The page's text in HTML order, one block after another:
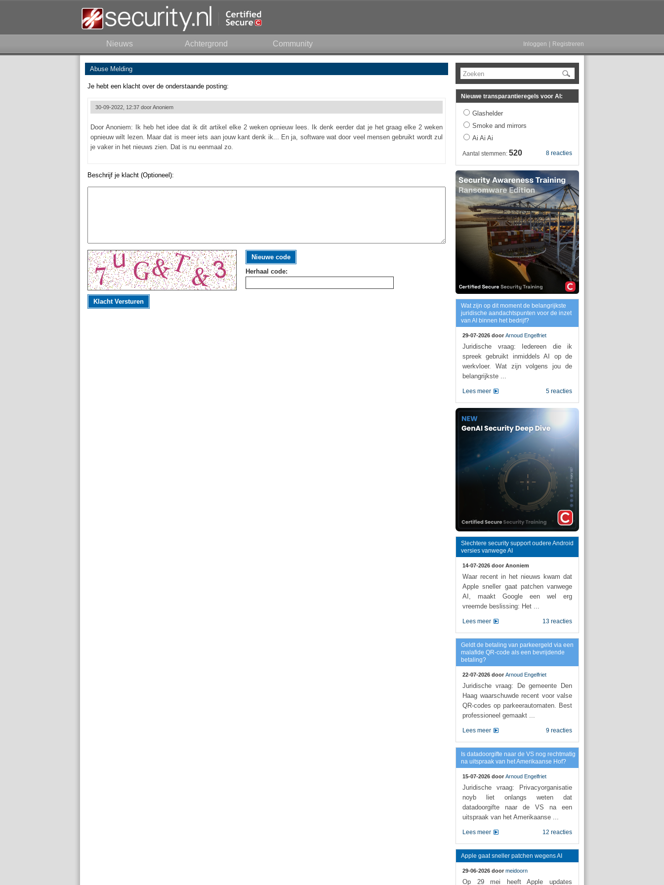
Nieuws Achtergrond Community Inloggen Registreren
Abuse Melding
Je hebt een klacht over de onderstaande posting:
30-09-2022, 12:37 doorAnoniem
Door Anoniem: Ik heb het idee dat ik dit artikel elke 2 weken opnieuw lees. Ik denk eerder dat je het graag elke 2 weken
opnieuw wilt lezen. Maar dat is meer iets aan jouw kant denk ik... En ja, software wat door veel mensen gebruikt wordt zul
je vaker in het nieuws zien. Dat is nu eenmaal zo.
Beschrijf je klacht (Optioneel):
Nieuwe code
Herhaal code:
Klacht Versturen
Zoeken
Nieuwe transparantieregels voor AI:
Glashelder
Smoke and mirrors
Ai Ai Ai
8 reacties
Aantal stemmen: 520
Wat zijn op dit moment de belangrijkste
juridische aandachtspunten voor de inzet
van AI binnen het bedrijf?
29-07-2026 door Arnoud Engelfriet
Juridische vraag: Iedereen die ik
spreek gebruikt inmiddels AI op de
werkvloer. Wat zijn volgens jou de
belangrijkste ...
5 reacties
Lees meer
Slechtere security support oudere Android
versies vanwege AI
14-07-2026 door Anoniem
Waar recent in het nieuws kwam dat
Apple sneller gaat patchen vanwege
AI, maakt Google een wel erg
vreemde beslissing: Het ...
13 reacties
Lees meer
Geldt de betaling van parkeergeld via een
malafide QR-code als een bevrijdende
betaling?
22-07-2026 door Arnoud Engelfriet
Juridische vraag: De gemeente Den
Haag waarschuwde recent voor valse
QR-codes op parkeerautomaten. Best
professioneel gemaakt ...
9 reacties
Lees meer
Is datadoorgifte naar de VS nog rechtmatig
na uitspraak van het Amerikaanse Hof?
15-07-2026 door Arnoud Engelfriet
Juridische vraag: Privacyorganisatie
noyb liet onlangs weten dat
datadoorgifte naar de VS na een
uitspraak van het Amerikaanse ...
12 reacties
Lees meer
Apple gaat sneller patchen wegens AI
29-06-2026 door meidoorn
Op 29 mei heeft Apple updates